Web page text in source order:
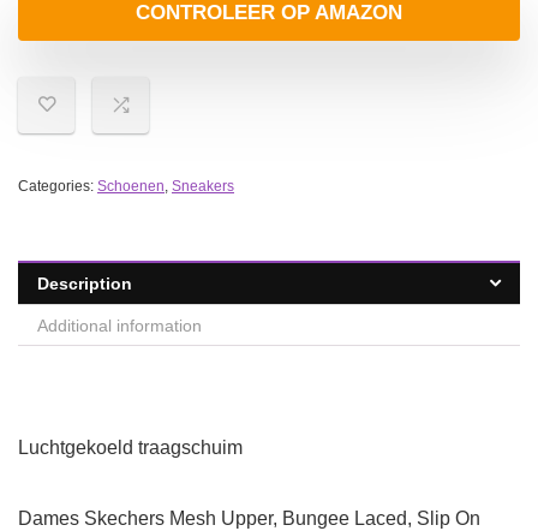
CONTROLEER OP AMAZON
Categories: Schoenen, Sneakers
Description
Additional information
Luchtgekoeld traagschuim
Dames Skechers Mesh Upper, Bungee Laced, Slip On